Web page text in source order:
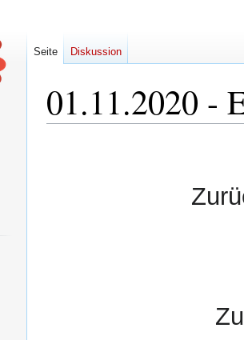
01.11.2020 -
Seite Diskussion